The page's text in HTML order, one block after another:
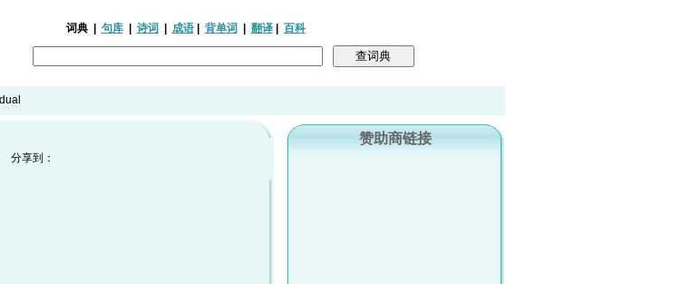
词典| 句库| 诗词 成语| 背单词 翻译| 百科
分享到：
赞助商链接